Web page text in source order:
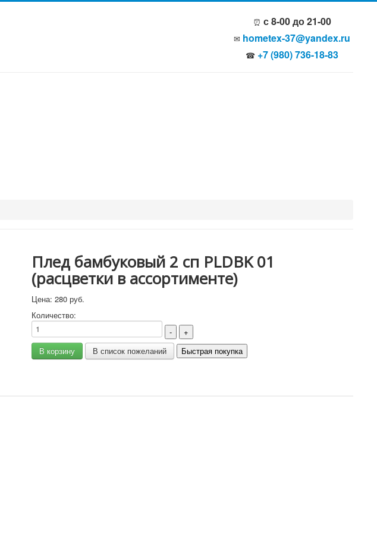
⏰ с 8-00 до 21-00
✉ hometex-37@yandex.ru
☎ +7 (980) 736-18-83
Плед бамбуковый 2 сп PLDBK 01
(расцветки в ассортименте)
Цена:280 руб.
Количество: